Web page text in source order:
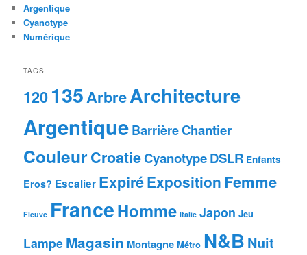
Argentique
Cyanotype
Numérique
TAGS
120135ArbreArchitecture
ArgentiqueBarrièreChantier
CouleurCroatieCyanotypeDSLR Enfants
Eros? Escalier ExpiréExposition Femme
Fleuve FranceHomme Italie Japon Jeu
Lampe Magasin Montagne Métro N&B Nuit